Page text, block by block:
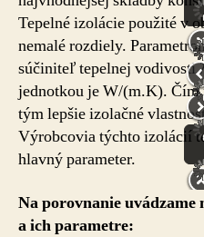
Tepelné izolácie použité v
nemalé rozdiely.
súčiniteľ tepelnej vodivosti
jednotkou je W/(m.K). Čím
tým lepšie izolačné
Výrobcovia týchto izolácií
hlavný parameter.
Na porovnanie uvádzame
a ich parametre: